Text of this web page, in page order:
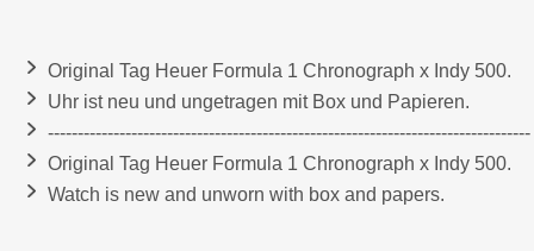
Original Tag Heuer Formula 1 Chronograph x Indy 500.
Uhr ist neu und ungetragen mit Box und Papieren.
---------------------------------------------------------------------------------
Original Tag Heuer Formula 1 Chronograph x Indy 500.
Watch is new and unworn with box and papers.